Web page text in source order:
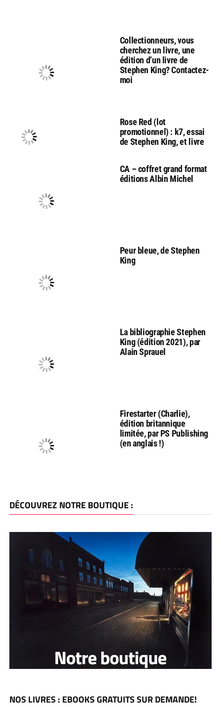
Collectionneurs, vous
cherchez un livre, une
édition d’un livre de
Stephen King? Contactez-
moi
Rose Red (lot
promotionnel) : k7, essai
de Stephen King, et livre
CA – coffret grand format
éditions Albin Michel
Peur bleue, de Stephen
King
La bibliographie Stephen
King (édition 2021), par
Alain Sprauel
Firestarter (Charlie),
édition britannique
limitée, par PS Publishing
(en anglais !)
DÉCOUVREZ NOTRE BOUTIQUE :
NOS LIVRES : EBOOKS GRATUITS SUR DEMANDE!